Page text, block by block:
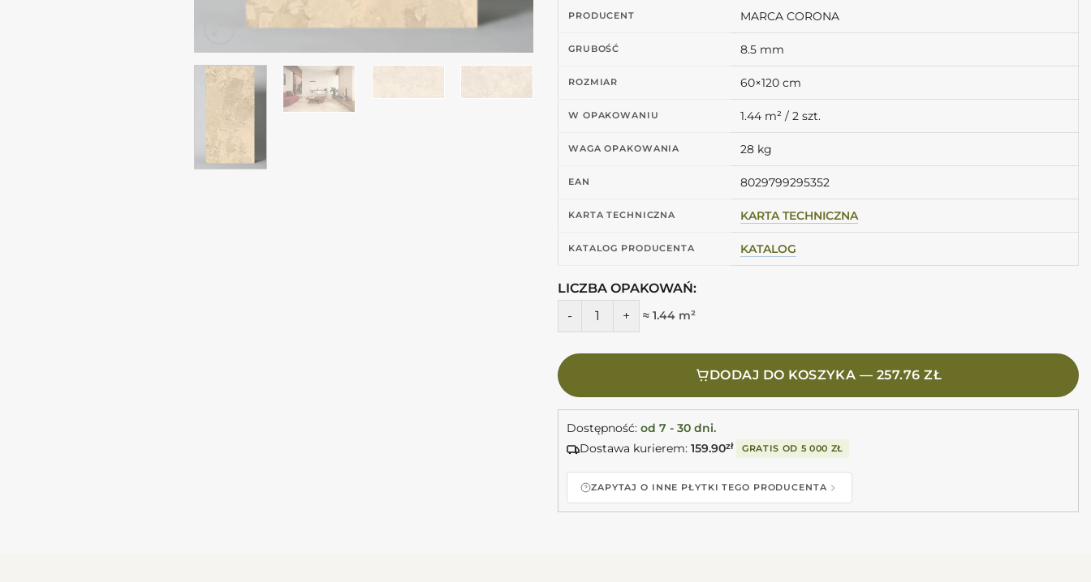
PRODUCENT MARCA CORONA
GRUBOŚĆ 8.5 mm
ROZMIAR 60×120 cm
W OPAKOWANIU 1.44 m² / 2 szt.
WAGA OPAKOWANIA 28 kg
EAN 8029799295352
KARTA TECHNICZNA KARTA TECHNICZNA
KATALOG PRODUCENTA KATALOG
LICZBA OPAKOWAŃ:
ilość MARCA CORONA Arkigem Cappuccino 60X120 K017 Płytki z efektem kamienia
≈ 1.44 m²
DODAJ DO KOSZYKA — 257.76 ZŁ
Dostępność: od 7 - 30 dni.
Dostawa kurierem: 159.90zł GRATIS OD 5 000 ZŁ
ZAPYTAJ O INNE PŁYTKI TEGO PRODUCENTA